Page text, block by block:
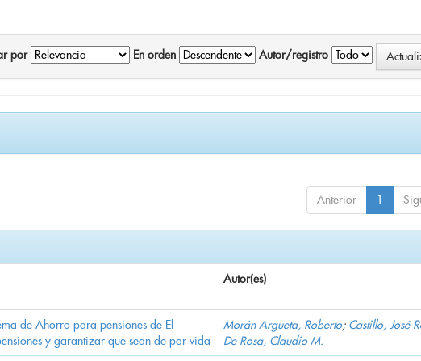
por En orden Autor/registro
Anterior 1
Autor(es)
de Ahorro para pensiones de El
y garantizar que sean de por vida
Morán Argueta, Roberto; Castillo, José
De Rosa, Claudio M.